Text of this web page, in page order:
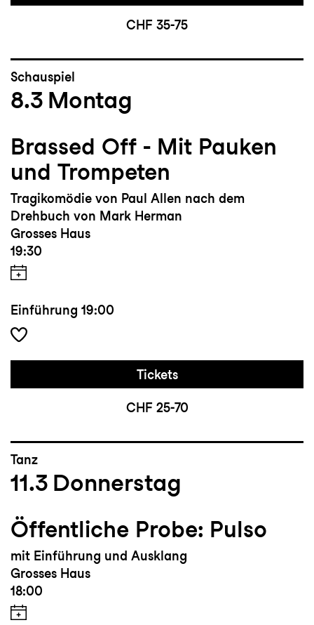
CHF 35-75
Schauspiel
8.3 Montag
Brassed Off - Mit Pauken
und Trompeten
Tragikomödie von Paul Allen nach dem
Drehbuch von Mark Herman
Grosses Haus
19:30
Einführung 19:00
Tickets
CHF 25-70
Tanz
11.3 Donnerstag
Öffentliche Probe: Pulso
mit Einführung und Ausklang
Grosses Haus
18:00